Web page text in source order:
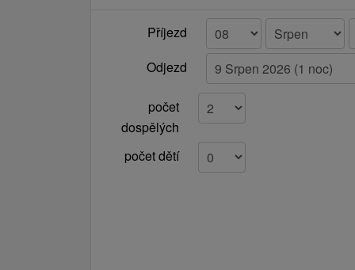
Příjezd
Odjezd
počet
dospělých
počet dětí